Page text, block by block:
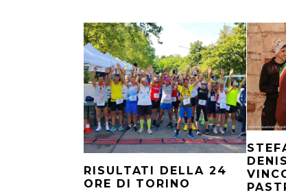
RISULTATI DELLA 24
ORE DI TORINO